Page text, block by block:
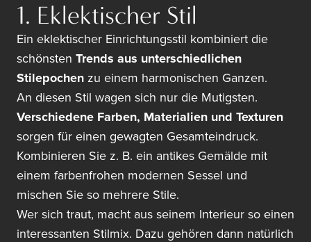
1. Eklektischer Stil
Ein eklektischer Einrichtungsstil kombiniert die
schönsten Trends aus unterschiedlichen
Stilepochen zu einem harmonischen Ganzen.
An diesen Stil wagen sich nur die Mutigsten.
Verschiedene Farben, Materialien und Texturen
sorgen für einen gewagten Gesamteindruck.
Kombinieren Sie z. B. ein antikes Gemälde mit
einem farbenfrohen modernen Sessel und
mischen Sie so mehrere Stile.
Wer sich traut, macht aus seinem Interieur so einen
interessanten Stilmix. Dazu gehören dann natürlich